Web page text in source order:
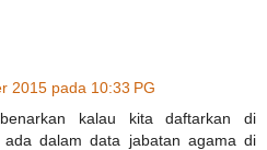
2015 pada 10:33 PG
kalau kita daftarkan di
dalam data jabatan agama di